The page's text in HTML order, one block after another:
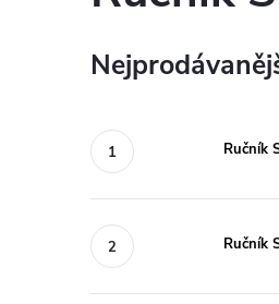
Ručník
Ručník